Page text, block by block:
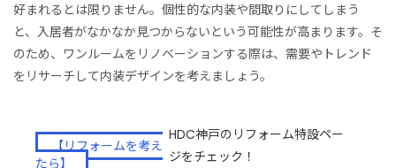
好まれるとは限りません。個性的な内装や間取りにしてしまう
と、入居者がなかなか見つからないという可能性が高まります。そ
のため、ワンルームをリノベーションする際は、需要やトレンド
をリサーチして内装デザインを考えましょう。
【リフォームを考え
たら】
HDC神戸のリフォーム特設ペー
ジをチェック！